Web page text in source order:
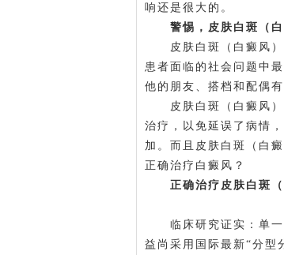
响还是很大的。
警惕，皮肤白斑（白
皮肤白斑（白癜风）
患者面临的社会问题中
他的朋友、搭档和配偶有
皮肤白斑（白癜风）
治疗，以免延误了病情
加。而且皮肤白斑（白
正确治疗白癜风？
正确治疗皮肤白斑
临床研究证实：单一
益尚采用国际最新“分型